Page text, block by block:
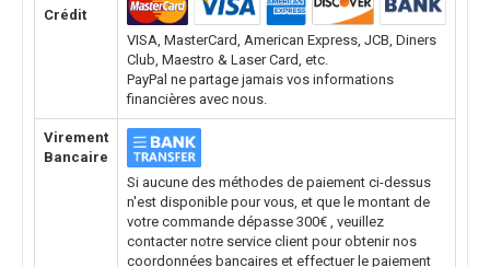
Crédit
VISA, MasterCard, American Express, JCB, Diners
Club, Maestro & Laser Card, etc.
PayPal ne partage jamais vos informations
financières avec nous.
Virement
Bancaire
Si aucune des méthodes de paiement ci-dessus
n'est disponible pour vous, et que le montant de
votre commande dépasse 300€ , veuillez
contacter notre service client pour obtenir nos
coordonnées bancaires et effectuer le paiement